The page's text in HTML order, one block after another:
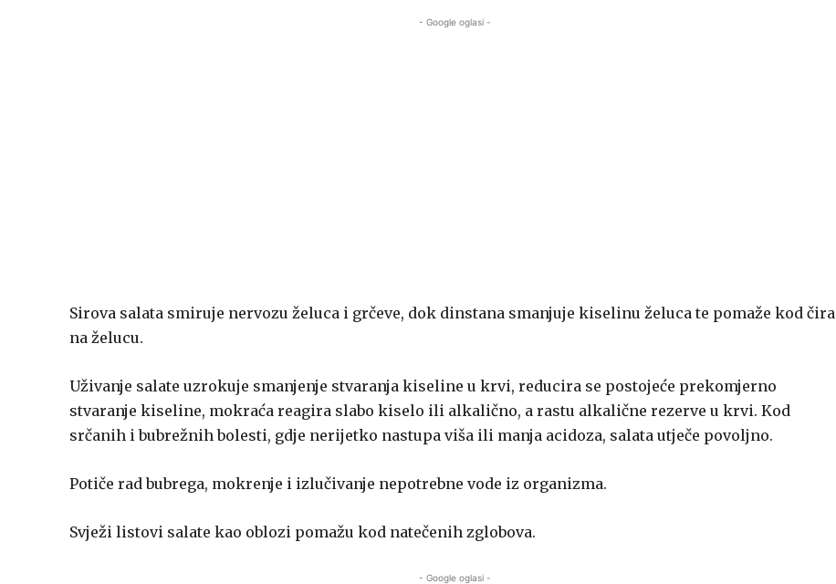
- Google oglasi -
Sirova salata smiruje nervozu želuca i grčeve, dok dinstana smanjuje kiselinu želuca te pomaže kod čira
na želucu.
Uživanje salate uzrokuje smanjenje stvaranja kiseline u krvi, reducira se postojeće prekomjerno
stvaranje kiseline, mokraća reagira slabo kiselo ili alkalično, a rastu alkalične rezerve u krvi. Kod
srčanih i bubrežnih bolesti, gdje nerijetko nastupa viša ili manja acidoza, salata utječe povoljno.
Potiče rad bubrega, mokrenje i izlučivanje nepotrebne vode iz organizma.
Svježi listovi salate kao oblozi pomažu kod natečenih zglobova.
- Google oglasi -